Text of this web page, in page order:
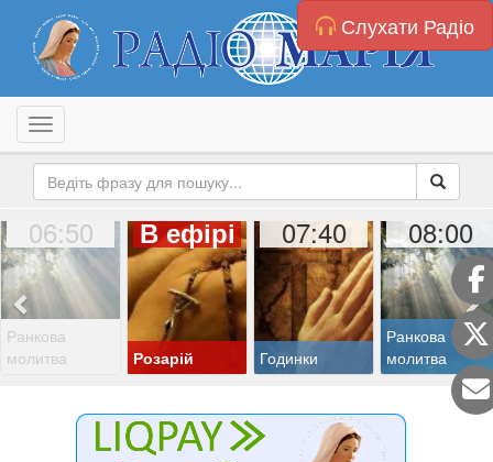
Слухати Радіо
Toggle navigation
06:50
Ранкова
молитва
В ефірі
Розарій
07:40
Годинки
08:00
Ранкова
молитва